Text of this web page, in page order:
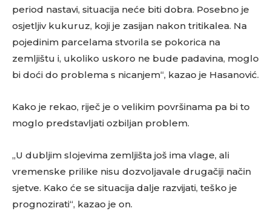
period nastavi, situacija neće biti dobra. Posebno je
osjetljiv kukuruz, koji je zasijan nakon tritikalea. Na
pojedinim parcelama stvorila se pokorica na
zemljištu i, ukoliko uskoro ne bude padavina, moglo
bi doći do problema s nicanjem“, kazao je Hasanović.
Kako je rekao, riječ je o velikim površinama pa bi to
moglo predstavljati ozbiljan problem.
„U dubljim slojevima zemljišta još ima vlage, ali
vremenske prilike nisu dozvoljavale drugačiji način
sjetve. Kako će se situacija dalje razvijati, teško je
prognozirati“, kazao je on.